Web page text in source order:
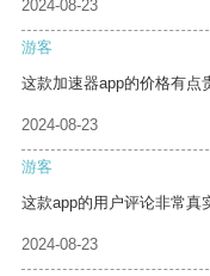
2024-08-23
游客
这款加速器app的价格有点
2024-08-23
游客
这款app的用户评论非常真
2024-08-23